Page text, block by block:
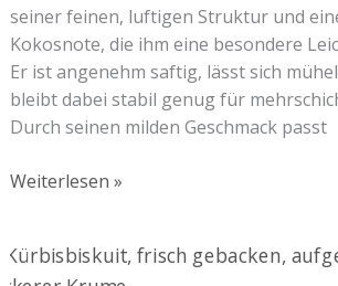
seiner feinen, luftigen Struktur und
Kokosnote, die ihm eine besondere
Er ist angenehm saftig, lässt sich
bleibt dabei stabil genug für
Durch seinen milden Geschmack passt
Weiterlesen »
Kürbisbiskuit